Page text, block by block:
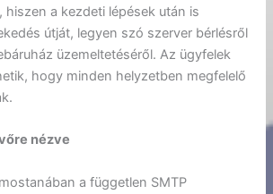
hiszen a kezdeti lépések után is
útját, legyen szó szerver bérlésről
üzemeltetéséről. Az ügyfelek
hogy minden helyzetben megfelelő
nézve
a független SMTP